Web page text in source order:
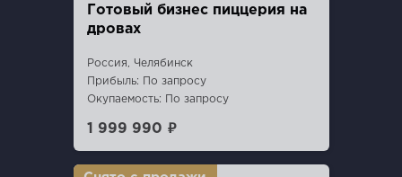
Готовый бизнес пиццерия на
дровах
Россия, Челябинск
Прибыль: По запросу
Окупаемость: По запросу
1 999 990 ₽